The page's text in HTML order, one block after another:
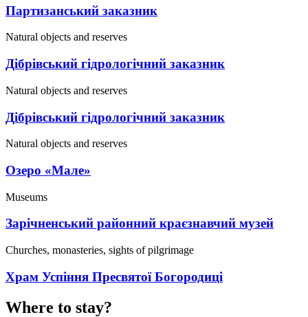
Партизанський заказник
Natural objects and reserves
Дібрівський гідрологічний заказник
Natural objects and reserves
Дібрівський гідрологічний заказник
Natural objects and reserves
Озеро «Мале»
Museums
Зарічненський районний краєзнавчий музей
Churches, monasteries, sights of pilgrimage
Храм Успіння Пресвятої Богородиці
Where to stay?